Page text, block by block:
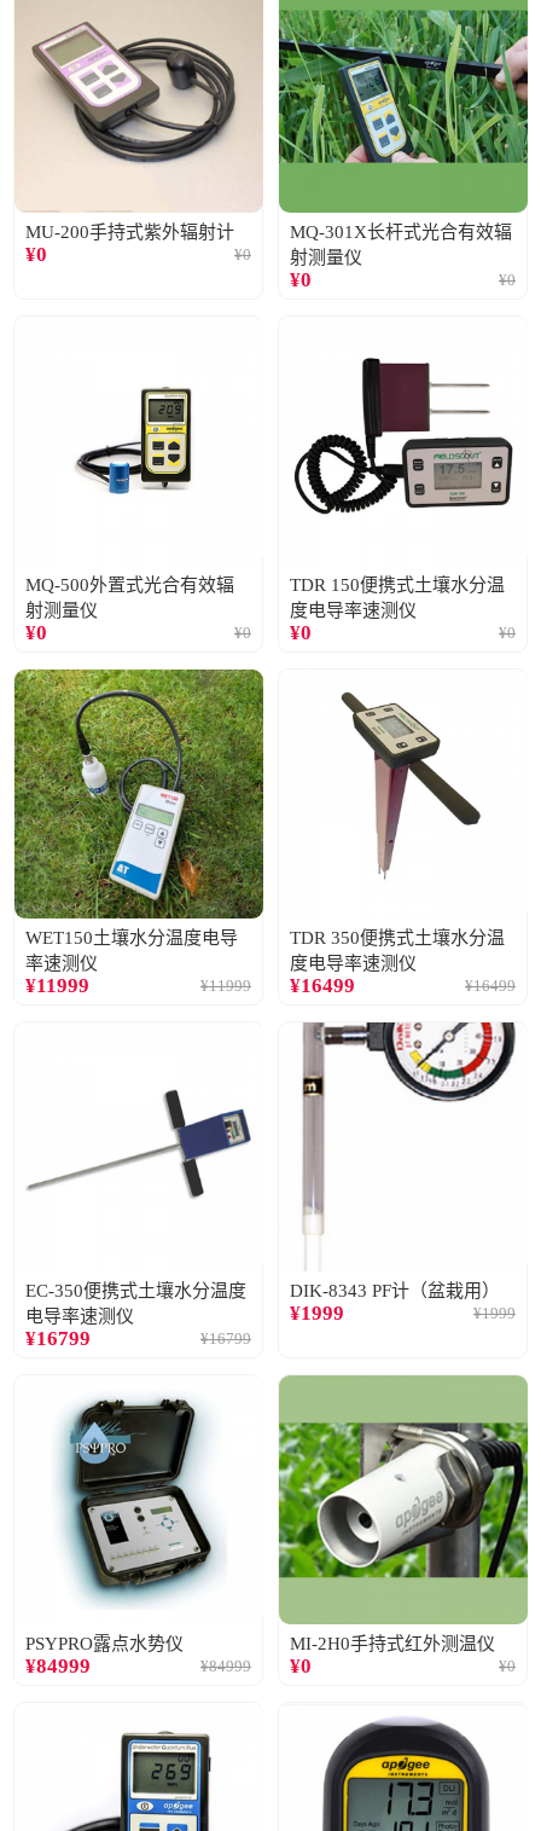
MU-200手持式紫外辐射计
¥0 ¥0
MQ-301X长杆式光合有效辐
射测量仪
¥0 ¥0
MQ-500外置式光合有效辐
射测量仪
¥0 ¥0
TDR 150便携式土壤水分温
度电导率速测仪
¥0 ¥0
WET150土壤水分温度电导
率速测仪
¥11999 ¥11999
TDR 350便携式土壤水分温
度电导率速测仪
¥16499 ¥16499
EC-350便携式土壤水分温度
电导率速测仪
¥16799 ¥16799
DIK-8343 PF计（盆栽用）
¥1999 ¥1999
PSYPRO露点水势仪
¥84999 ¥84999
MI-2H0手持式红外测温仪
¥0 ¥0